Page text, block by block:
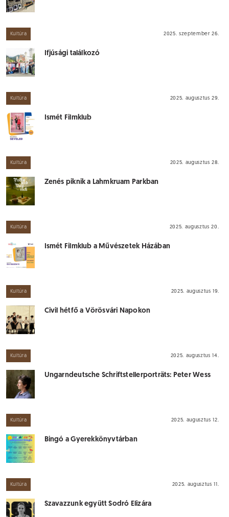
Kultúra 2025. szeptember 26.
Ifjúsági találkozó
Kultúra 2025. augusztus 29.
Ismét Filmklub
Kultúra 2025. augusztus 28.
Zenés piknik a Lahmkruam Parkban
Kultúra 2025. augusztus 20.
Ismét Filmklub a Művészetek Házában
Kultúra 2025. augusztus 19.
Civil hétfő a Vörösvári Napokon
Kultúra 2025. augusztus 14.
Ungarndeutsche Schriftstellerporträts: Peter Wess
Kultúra 2025. augusztus 12.
Bingó a Gyerekkönyvtárban
Kultúra 2025. augusztus 11.
Szavazzunk együtt Sodró Elizára